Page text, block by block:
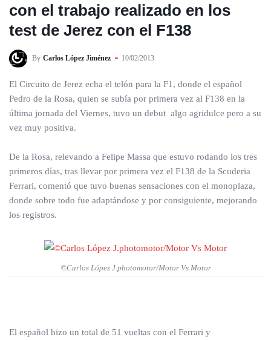
con el trabajo realizado en los
test de Jerez con el F138
By Carlos López Jiménez 10/02/2013
El Circuito de Jerez echa el telón para la F1, donde el español
Pedro de la Rosa, quien se subía por primera vez al F138 en la
última jornada del Viernes, tuvo un debut algo agridulce pero a su
vez muy positiva.
De la Rosa, relevando a Felipe Massa que estuvo rodando los tres
primeros días, tras llevar por primera vez el F138 de la Scuderia
Ferrari, comentó que tuvo buenas sensaciones con el monoplaza,
donde sobre todo fue adaptándose y por consiguiente, mejorando
los registros.
©Carlos López J.photomotor/Motor Vs Motor
El español hizo un total de 51 vueltas con el Ferrari y